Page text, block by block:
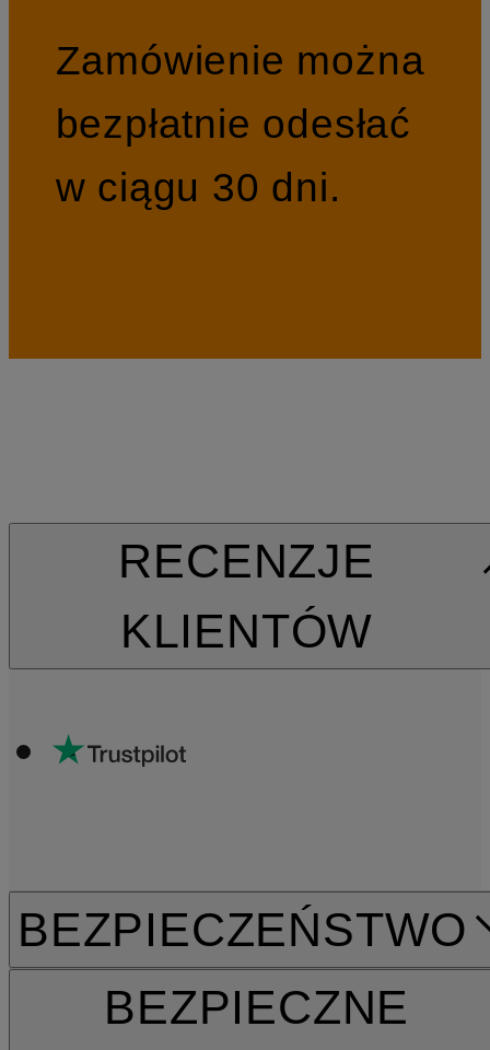
Zamówienie można
bezpłatnie odesłać
w ciągu 30 dni.
RECENZJE
KLIENTÓW
BEZPIECZEŃSTWO
BEZPIECZNE